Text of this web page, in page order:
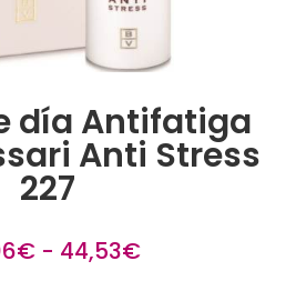
día Antifatiga
Anti Stress
227
€ - 44,53€Rango